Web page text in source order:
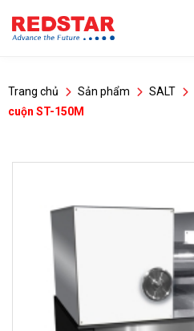
qua
Trang chủ Sản phẩm SALT
cuộn ST-150M